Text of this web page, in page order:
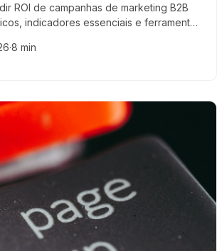
ROI de campanhas de marketing B2B
indicadores essenciais e ferramentas
·8 min